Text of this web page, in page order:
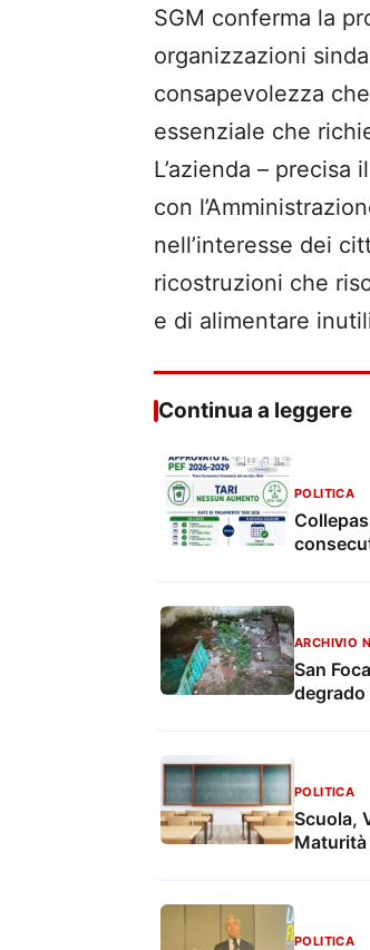
SGM conferma la
organizzazioni
consapevolezza
essenziale che
L’azienda –
con
nell’interesse dei
ricostruzioni che
e di alimentare
Continua a leggere
POLITICA
ARCHIVIO
San
degrado
POLITICA
Scuola,
POLITICA